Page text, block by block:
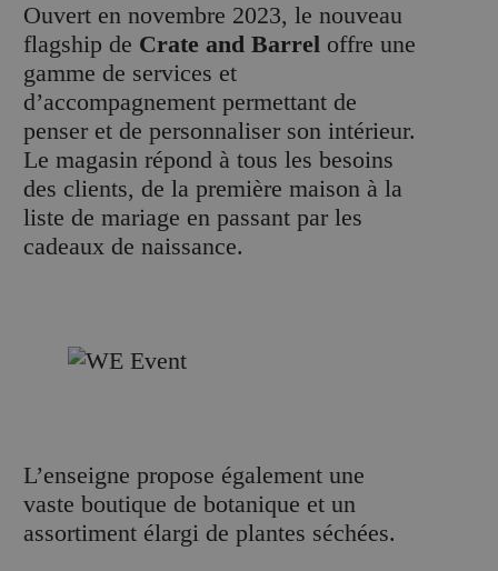
Ouvert en novembre 2023, le nouveau
flagship de Crate and Barrel offre une
gamme de services et
d’accompagnement permettant de
penser et de personnaliser son intérieur.
Le magasin répond à tous les besoins
des clients, de la première maison à la
liste de mariage en passant par les
cadeaux de naissance.
L’enseigne propose également une
vaste boutique de botanique et un
assortiment élargi de plantes séchées.